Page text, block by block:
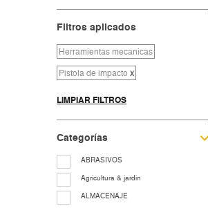
Filtros aplicados
Herramientas mecanicas
Pistola de impacto x
LIMPIAR FILTROS
Categorías
ABRASIVOS
Agricultura & jardin
ALMACENAJE